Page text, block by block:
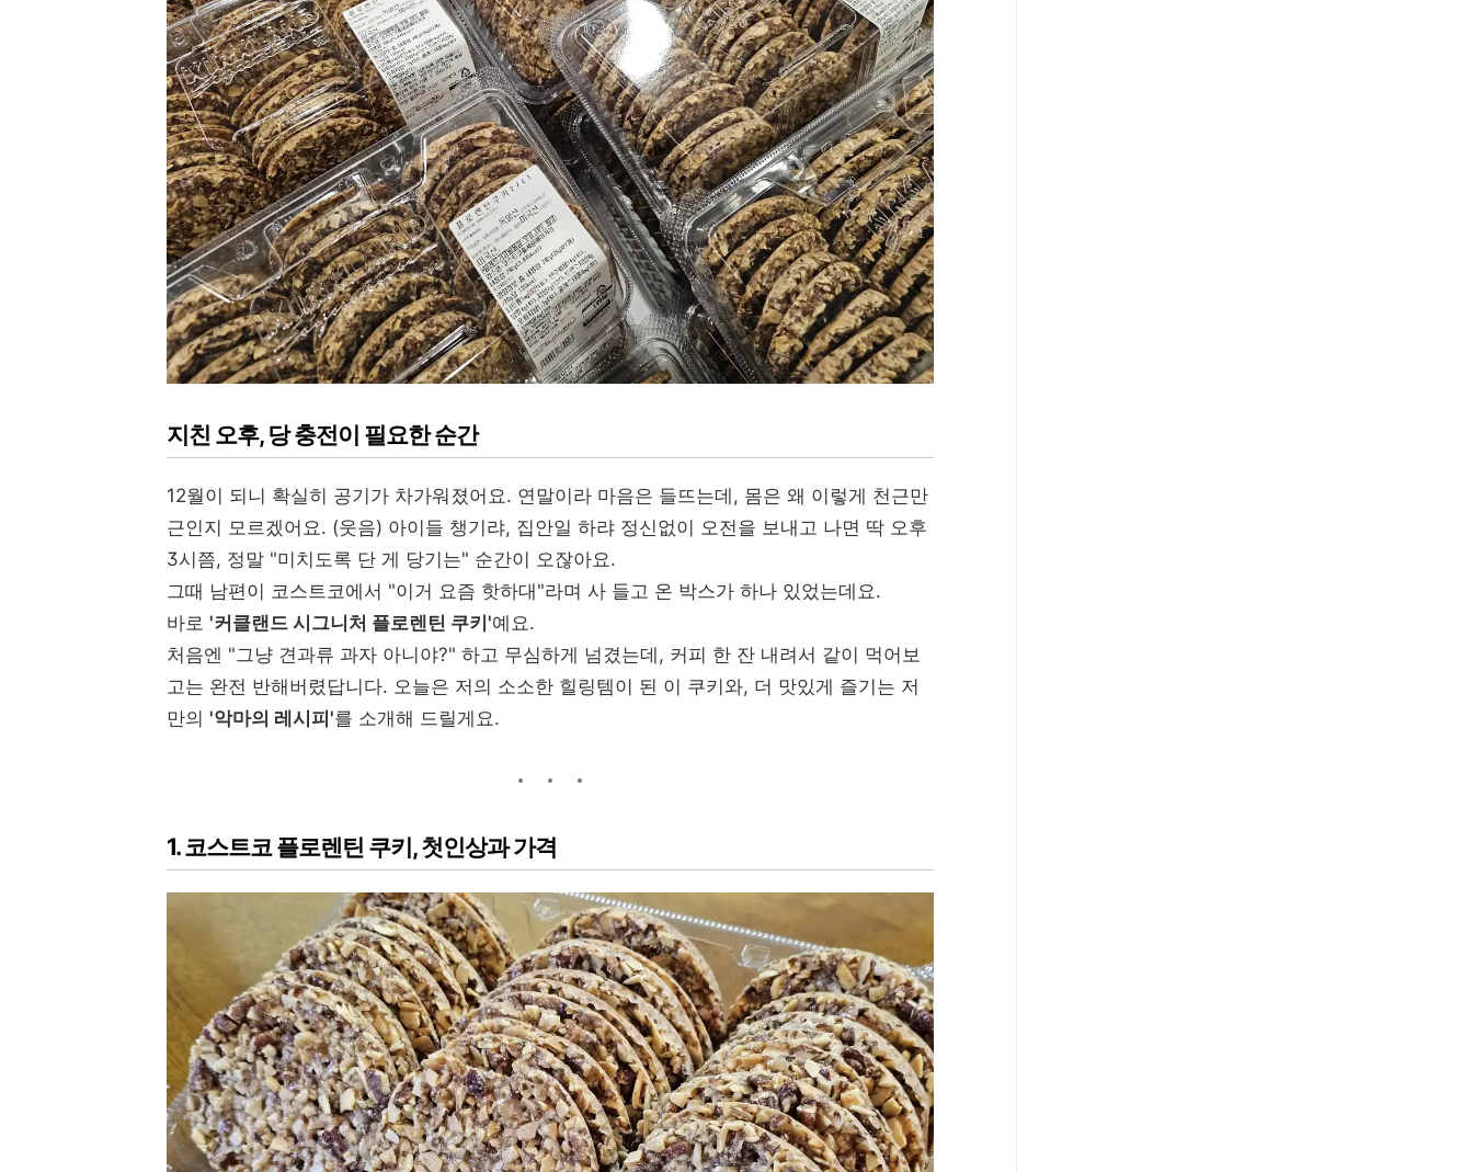
지친 오후, 당 충전이 필요한 순간
12월이 되니 확실히 공기가 차가워졌어요. 연말이라 마음은 들뜨는데, 몸은 왜 이렇게 천근만
근인지 모르겠어요. (웃음) 아이들 챙기랴, 집안일 하랴 정신없이 오전을 보내고 나면 딱 오후
3시쯤, 정말 "미치도록 단 게 당기는" 순간이 오잖아요.
그때 남편이 코스트코에서 "이거 요즘 핫하대"라며 사 들고 온 박스가 하나 있었는데요.
바로 '커클랜드 시그니처 플로렌틴 쿠키'예요.
처음엔 "그냥 견과류 과자 아니야?" 하고 무심하게 넘겼는데, 커피 한 잔 내려서 같이 먹어보
고는 완전 반해버렸답니다. 오늘은 저의 소소한 힐링템이 된 이 쿠키와, 더 맛있게 즐기는 저
만의 '악마의 레시피'를 소개해 드릴게요.
1. 코스트코 플로렌틴 쿠키, 첫인상과 가격